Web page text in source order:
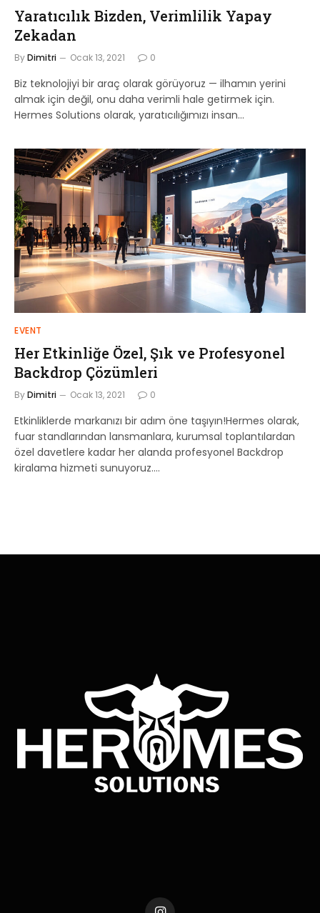
Yaratıcılık Bizden, Verimlilik Yapay
Zekadan
ByDimitri Ocak 13, 2021 0
Biz teknolojiyi bir araç olarak görüyoruz — ilhamın yerini
almak için değil, onu daha verimli hale getirmek için.
Hermes Solutions olarak, yaratıcılığımızı insan…
EVENT
Her Etkinliğe Özel, Şık ve Profesyonel
Backdrop Çözümleri
ByDimitri Ocak 13, 2021 0
Etkinliklerde markanızı bir adım öne taşıyın!Hermes olarak,
fuar standlarından lansmanlara, kurumsal toplantılardan
özel davetlere kadar her alanda profesyonel Backdrop
kiralama hizmeti sunuyoruz.…